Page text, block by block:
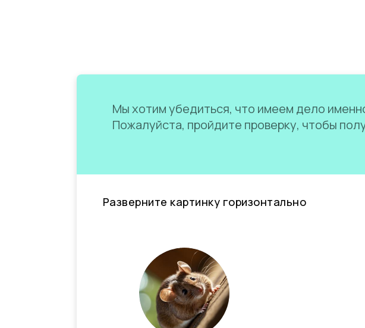
Мы хотим убедиться, что имеем дело
Пожалуйста, пройдите проверку, чтобы
Разверните картинку горизонтально